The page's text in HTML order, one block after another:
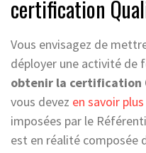
certification
Vous envisagez de
déployer une activité de
obtenir la certification
vous devez en savoir plus
imposées par le
est en réalité composée